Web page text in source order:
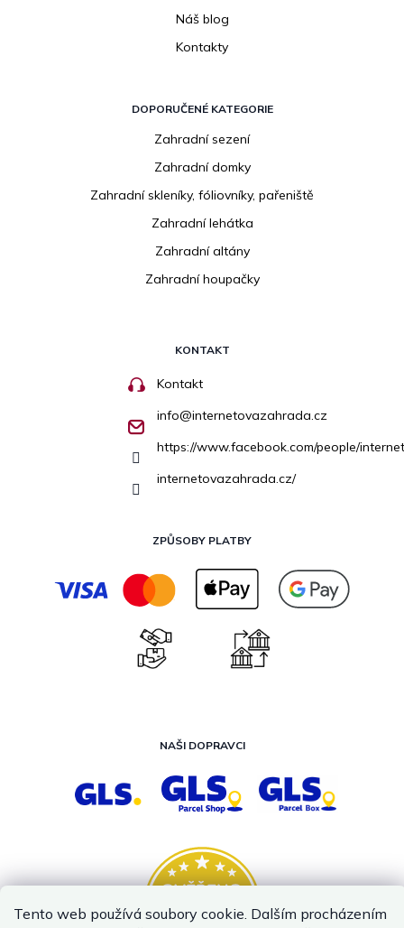
Tento web používá soubory cookie. Dalším procházením
Náš blog
Kontakty
DOPORUČENÉ KATEGORIE
Zahradní sezení
Zahradní domky
Zahradní skleníky, fóliovníky, pařeniště
Zahradní lehátka
Zahradní altány
Zahradní houpačky
KONTAKT
Kontakt
info@internetovazahrada.cz
https://www.facebook.com/people/
internetovazahrada.cz/
ZPŮSOBY PLATBY
NAŠI DOPRAVCI